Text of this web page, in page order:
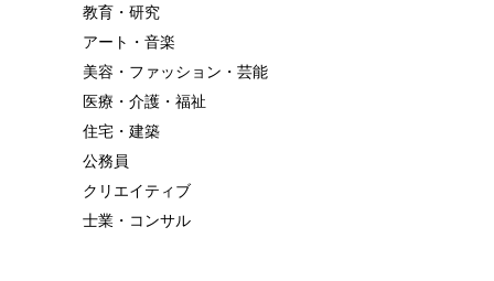
教育・研究
アート・音楽
美容・ファッション・芸能
医療・介護・福祉
住宅・建築
公務員
クリエイティブ
士業・コンサル